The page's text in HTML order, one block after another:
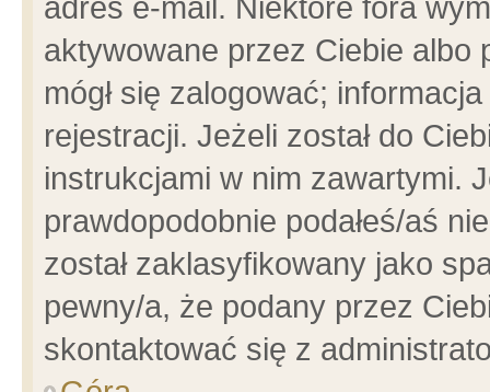
aktywowane przez Ciebie albo
mógł się zalogować;
rejestracji. Jeżeli został do
instrukcjami w nim zawartymi.
prawdopodobnie podałeś/aś
został zaklasyfikowany jako
pewny/a, że podany przez
skontaktować się z